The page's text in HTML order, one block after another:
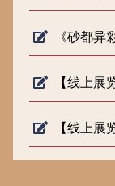
《砂都异
【线上展
【线上展